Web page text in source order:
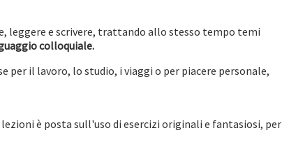
leggere e scrivere, trattando allo stesso tempo temi
colloquiale.
per il lavoro, lo studio, i viaggi o per piacere personale,
è posta sull'uso di esercizi originali e fantasiosi, per